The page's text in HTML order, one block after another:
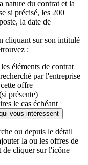
nature du contrat et la
si précisé, les 200
la date de
cliquant sur son intitulé
:
éléments de contrat
par l'entreprise
offre
présente)
le cas échéant
vous intéressent
ou depuis le détail
la ou les offres de
cliquer sur l'icône